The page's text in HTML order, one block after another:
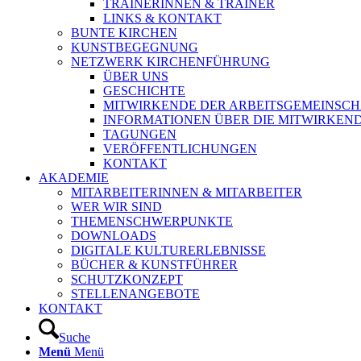
TRAINERINNEN & TRAINER
LINKS & KONTAKT
BUNTE KIRCHEN
KUNSTBEGEGNUNG
NETZWERK KIRCHENFÜHRUNG
ÜBER UNS
GESCHICHTE
MITWIRKENDE DER
INFORMATIONEN ÜBER DIE
TAGUNGEN
VERÖFFENTLICHUNGEN
KONTAKT
AKADEMIE
MITARBEITERINNEN & MITARBEITER
WER WIR SIND
THEMENSCHWERPUNKTE
DOWNLOADS
DIGITALE KULTURERLEBNISSE
BÜCHER & KUNSTFÜHRER
SCHUTZKONZEPT
STELLENANGEBOTE
KONTAKT
Suche
Menü Menü